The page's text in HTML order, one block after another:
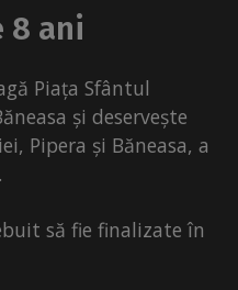
8 ani
Piața Sfântul
și deservește
Pipera și Băneasa, a
să fie finalizate în